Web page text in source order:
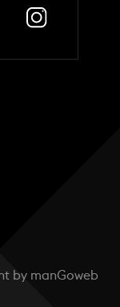
by manGoweb